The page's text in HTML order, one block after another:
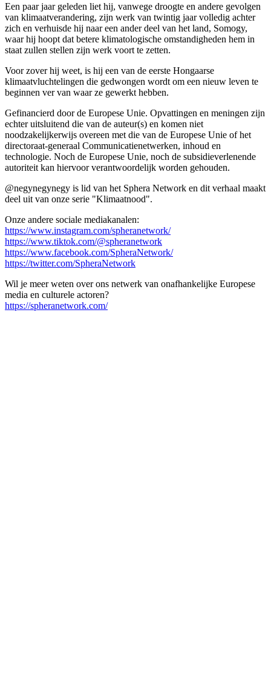
Een paar jaar geleden liet hij, vanwege droogte en andere gevolgen
van klimaatverandering, zijn werk van twintig jaar volledig achter
zich en verhuisde hij naar een ander deel van het land, Somogy,
waar hij hoopt dat betere klimatologische omstandigheden hem in
staat zullen stellen zijn werk voort te zetten.
Voor zover hij weet, is hij een van de eerste Hongaarse
klimaatvluchtelingen die gedwongen wordt om een nieuw leven te
beginnen ver van waar ze gewerkt hebben.
Gefinancierd door de Europese Unie. Opvattingen en meningen zijn
echter uitsluitend die van de auteur(s) en komen niet
noodzakelijkerwijs overeen met die van de Europese Unie of het
directoraat-generaal Communicatienetwerken, inhoud en
technologie. Noch de Europese Unie, noch de subsidieverlenende
autoriteit kan hiervoor verantwoordelijk worden gehouden.
@negynegynegy is lid van het Sphera Network en dit verhaal maakt
deel uit van onze serie "Klimaatnood".
Onze andere sociale mediakanalen:
https://www.instagram.com/spheranetwork/
https://www.tiktok.com/@spheranetwork
https://www.facebook.com/SpheraNetwork/
https://twitter.com/SpheraNetwork
Wil je meer weten over ons netwerk van onafhankelijke Europese
media en culturele actoren?
https://spheranetwork.com/